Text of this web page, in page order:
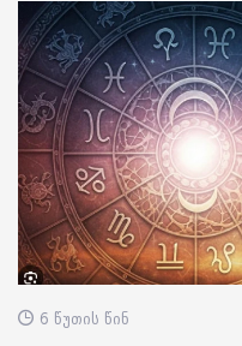
6 წუთის წინ